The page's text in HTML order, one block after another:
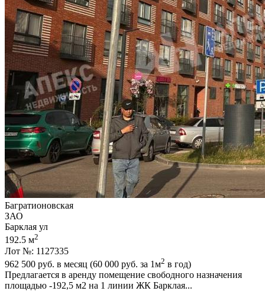
Багратионовская
ЗАО
Барклая ул
192.5 м2
Лот №: 1127335
962 500 руб. в месяц (60 000 руб. за 1м2 в год)
Предлагается в аренду помещение свободного назначения
площадью -192,­5 м2 на 1 линии ЖК Барклая...